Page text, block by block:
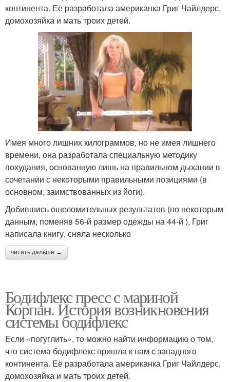
континента. Её разработала американка Григ Чайлдерс,
домохозяйка и мать троих детей.
Имея много лишних килограммов, но не имея лишнего
времени, она разработала специальную методику
похудания, основанную лишь на правильном дыхании в
сочетании с некоторыми правильными позициями (в
основном, заимствованных из йоги).
Добившись ошеломительных результатов (по некоторым
данным, поменяв 56-й размер одежды на 44-й ), Григ
написала книгу, сняла несколько
читать дальше →
Бодифлекс пресс с мариной
Корпан. История возникновения
системы бодифлекс
Если «погуглить», то можно найти информацию о том,
что система бодифлекс пришла к нам с западного
континента. Её разработала американка Григ Чайлдерс,
домохозяйка и мать троих детей.